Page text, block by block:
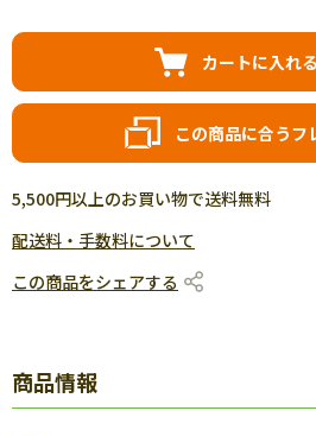
カートに入れる
この商品に合うフ
5,500円以上のお買い物で送料無料
配送料・手数料について
この商品をシェアする
商品情報